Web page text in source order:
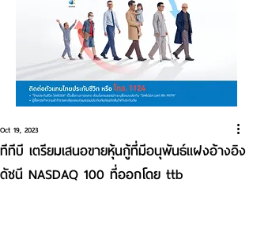
ทีทีบี เตรียมเสนอขายหุ้นกู้ที่มีอนุพันธ์แฝงอ้างอิง
ดัชนี NASDAQ 100 ที่ออกโดย ttb
Oct 19, 2023